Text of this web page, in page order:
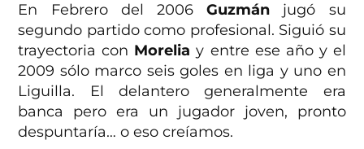
En Febrero del 2006Guzmán jugó su
segundo partido como profesional. Siguió su
trayectoria con Morelia y entre ese año y el
2009 sólo marco seis goles en liga y uno en
Liguilla. El delantero generalmente era
banca pero era un jugador joven, pronto
despuntaría… o eso creíamos.